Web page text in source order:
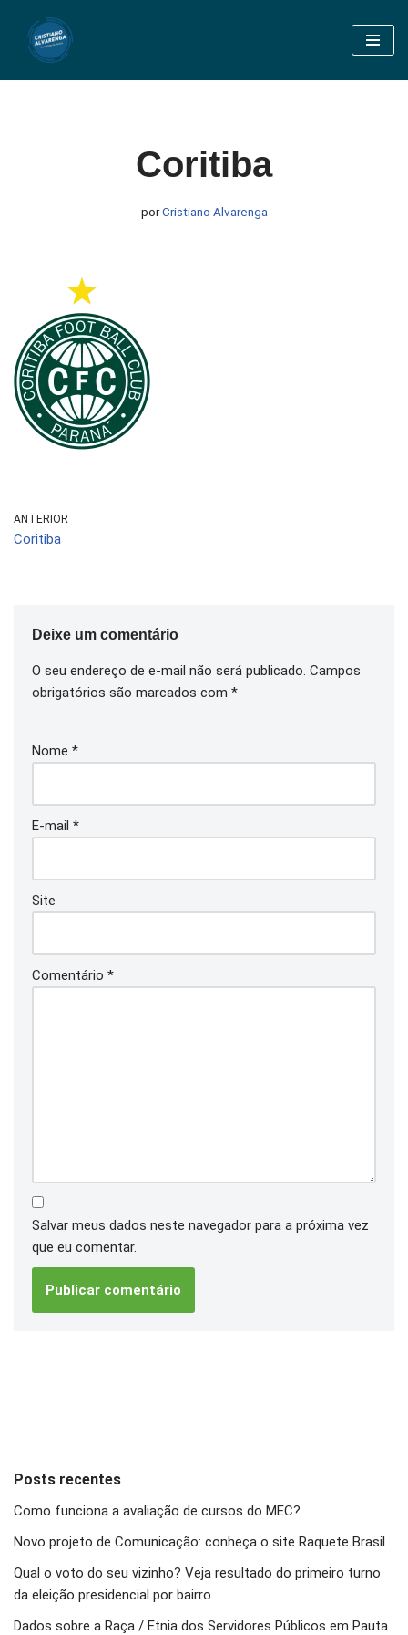
Pular
Coritiba
porCristiano Alvarenga
ANTERIOR
Coritiba
Deixe um comentário
O seu endereço de e-mail não será publicado. Campos
obrigatórios são marcados com *
Nome *
E-mail *
Site
Comentário *
Salvar meus dados neste navegador para a próxima vez
que eu comentar.
Posts recentes
Como funciona a avaliação de cursos do MEC?
Novo projeto de Comunicação: conheça o site Raquete Brasil
Qual o voto do seu vizinho? Veja resultado do primeiro turno
da eleição presidencial por bairro
Dados sobre a Raça / Etnia dos Servidores Públicos em Pauta